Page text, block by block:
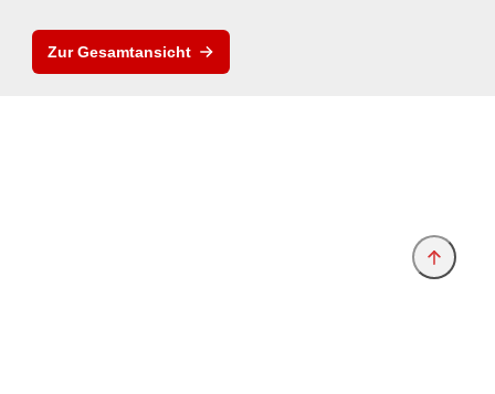
Zur Gesamtansicht